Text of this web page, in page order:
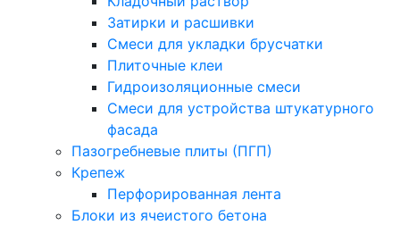
Затирки и расшивки
Смеси для укладки брусчатки
Плиточные клеи
Гидроизоляционные смеси
Смеси для устройства штукатурного
фасада
Пазогребневые плиты (ПГП)
Крепеж
Перфорированная лента
Блоки из ячеистого бетона